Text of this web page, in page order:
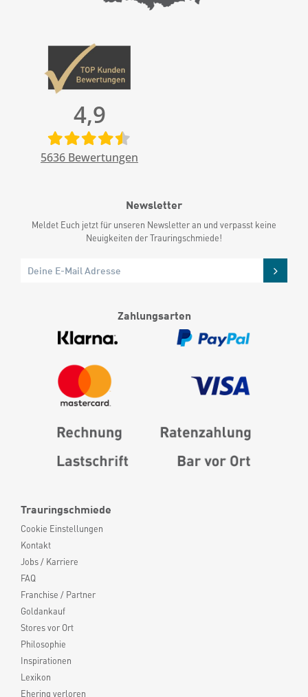
Trauringschmiede
Cookie Einstellungen
Kontakt
Jobs / Karriere
FAQ
Franchise / Partner
Goldankauf
Stores vor Ort
Philosophie
Inspirationen
Lexikon
Ehering verloren
4,9
5636 Bewertungen
Newsletter
Meldet Euch jetzt für unseren Newsletter an und verpasst keine
Neuigkeiten der Trauringschmiede!
Zahlungsarten